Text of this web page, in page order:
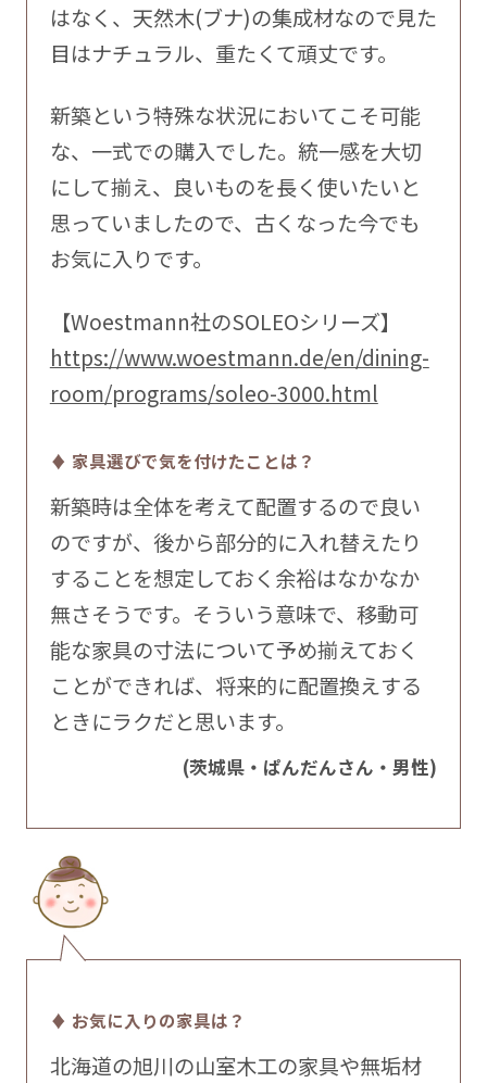
はなく、天然木(ブナ)の集成材なので見た
目はナチュラル、重たくて頑丈です。
新築という特殊な状況においてこそ可能
な、一式での購入でした。統一感を大切
にして揃え、良いものを長く使いたいと
思っていましたので、古くなった今でも
お気に入りです。
【Woestmann社のSOLEOシリーズ】
https://www.woestmann.de/en/dining-
room/programs/soleo-3000.html
♦ 家具選びで気を付けたことは？
新築時は全体を考えて配置するので良い
のですが、後から部分的に入れ替えたり
することを想定しておく余裕はなかなか
無さそうです。そういう意味で、移動可
能な家具の寸法について予め揃えておく
ことができれば、将来的に配置換えする
ときにラクだと思います。
(茨城県・ぱんだんさん・男性)
♦ お気に入りの家具は？
北海道の旭川の山室木工の家具や無垢材